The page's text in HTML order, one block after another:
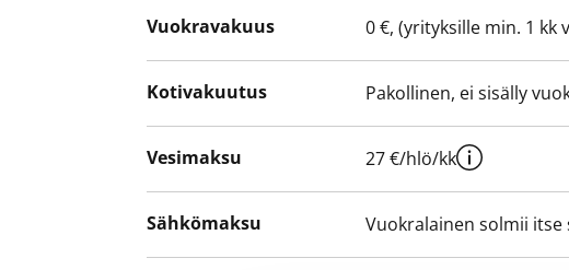
Vuokravakuus 0 €, (yrityksille min. 1 kk
Kotivakuutus Pakollinen, ei sisälly
Vesimaksu 27 €/hlö/kk
Sähkömaksu Vuokralainen solmii itse